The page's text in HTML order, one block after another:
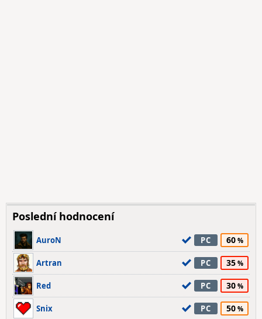
Poslední hodnocení
AuroN PC 60
Artran PC 35
Red PC 30
Snix PC 50